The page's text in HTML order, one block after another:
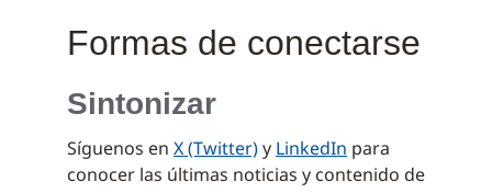
Formas de conectarse
Sintonizar
Síguenos en X (Twitter)y LinkedIn para
conocer las últimas noticias y contenido de